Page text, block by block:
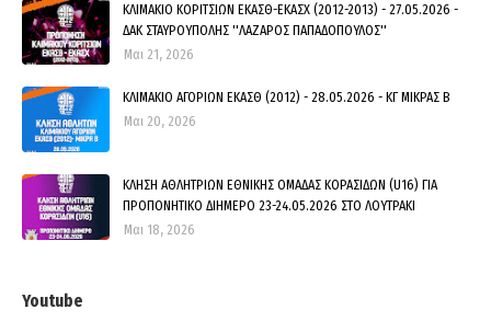
ΚΛΙΜΑΚΙΟ ΚΟΡΙΤΣΙΩΝ ΕΚΑΣΘ-ΕΚΑΣΧ (2012-2013) - 27.05.2026 -
ΔΑΚ ΣΤΑΥΡΟΥΠΟΛΗΣ ''ΛΑΖΑΡΟΣ ΠΑΠΑΔΟΠΟΥΛΟΣ''
Μαι 21, 2026
ΚΛΙΜΑΚΙΟ ΑΓΟΡΙΩΝ ΕΚΑΣΘ (2012) - 28.05.2026 - ΚΓ ΜΙΚΡΑΣ Β
Μαι 20, 2026
ΚΛΗΣΗ ΑΘΛΗΤΡΙΩΝ ΕΘΝΙΚΗΣ ΟΜΑΔΑΣ ΚΟΡΑΣΙΔΩΝ (U16) ΓΙΑ
ΠΡΟΠΟΝΗΤΙΚΟ ΔΙΗΜΕΡΟ 23-24.05.2026 ΣΤΟ ΛΟΥΤΡΑΚΙ
Μαι 18, 2026
Youtube